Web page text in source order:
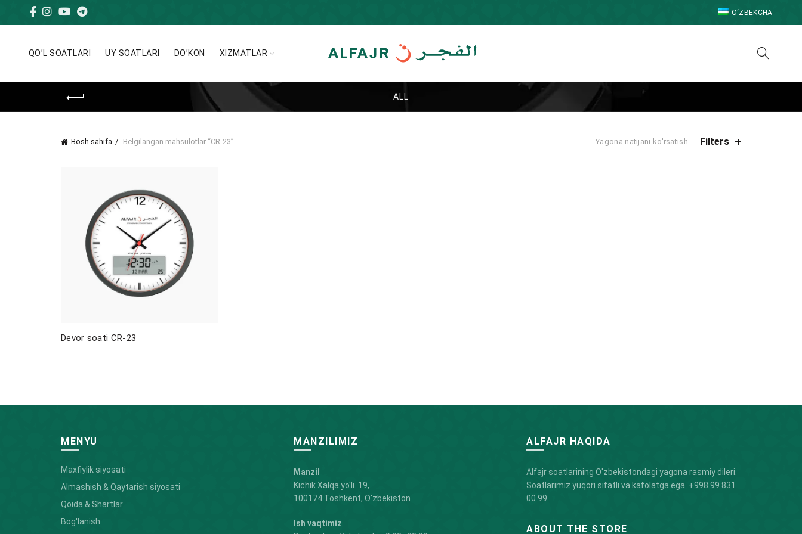
O‘ZBEKCHA
QO’L SOATLARI UY SOATLARI DO’KON XIZMATLAR
ALL
Bosh sahifa Belgilangan mahsulotlar “CR-23” Yagona natijani ko'rsatish Filters
Devor soati CR-23
MENYU
Maxfiylik siyosati
Almashish & Qaytarish siyosati
Qoida & Shartlar
Bog'lanish
MANZILIMIZ
Manzil
Kichik Xalqa yo'li. 19,
100174 Toshkent, O'zbekiston
Ish vaqtimiz
ALFAJR HAQIDA
Alfajr soatlarining O'zbekistondagi yagona rasmiy dileri.
Soatlarimiz yuqori sifatli va kafolatga ega. +998 99 831
00 99
ABOUT THE STORE